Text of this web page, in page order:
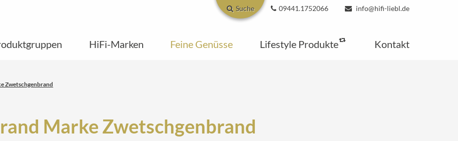
Suche 09441.1752066 info@hifi-liebl.de
HiFi-Marken Feine Genüsse Lifestyle Produkte Kontakt
Zwetschgenbrand
Marke Zwetschgenbrand